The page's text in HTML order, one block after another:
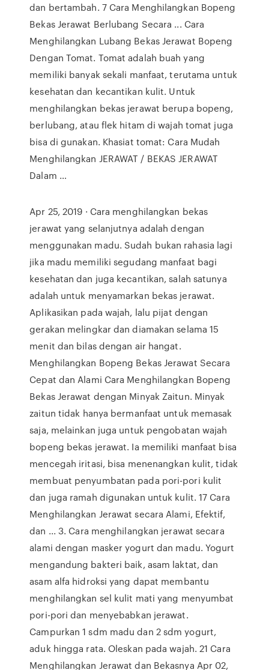
dan bertambah. 7 Cara Menghilangkan Bopeng
Bekas Jerawat Berlubang Secara ... Cara
Menghilangkan Lubang Bekas Jerawat Bopeng
Dengan Tomat. Tomat adalah buah yang
memiliki banyak sekali manfaat, terutama untuk
kesehatan dan kecantikan kulit. Untuk
menghilangkan bekas jerawat berupa bopeng,
berlubang, atau flek hitam di wajah tomat juga
bisa di gunakan. Khasiat tomat: Cara Mudah
Menghilangkan JERAWAT / BEKAS JERAWAT
Dalam …
Apr 25, 2019 · Cara menghilangkan bekas
jerawat yang selanjutnya adalah dengan
menggunakan madu. Sudah bukan rahasia lagi
jika madu memiliki segudang manfaat bagi
kesehatan dan juga kecantikan, salah satunya
adalah untuk menyamarkan bekas jerawat.
Aplikasikan pada wajah, lalu pijat dengan
gerakan melingkar dan diamakan selama 15
menit dan bilas dengan air hangat.
Menghilangkan Bopeng Bekas Jerawat Secara
Cepat dan Alami Cara Menghilangkan Bopeng
Bekas Jerawat dengan Minyak Zaitun. Minyak
zaitun tidak hanya bermanfaat untuk memasak
saja, melainkan juga untuk pengobatan wajah
bopeng bekas jerawat. Ia memiliki manfaat bisa
mencegah iritasi, bisa menenangkan kulit, tidak
membuat penyumbatan pada pori-pori kulit
dan juga ramah digunakan untuk kulit. 17 Cara
Menghilangkan Jerawat secara Alami, Efektif,
dan ... 3. Cara menghilangkan jerawat secara
alami dengan masker yogurt dan madu. Yogurt
mengandung bakteri baik, asam laktat, dan
asam alfa hidroksi yang dapat membantu
menghilangkan sel kulit mati yang menyumbat
pori-pori dan menyebabkan jerawat.
Campurkan 1 sdm madu dan 2 sdm yogurt,
aduk hingga rata. Oleskan pada wajah. 21 Cara
Menghilangkan Jerawat dan Bekasnya Apr 02,